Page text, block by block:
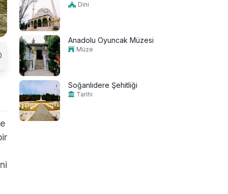
Dini
Anadolu Oyuncak Müzesi
Müze
Soğanlıdere Şehitliği
Tarihi